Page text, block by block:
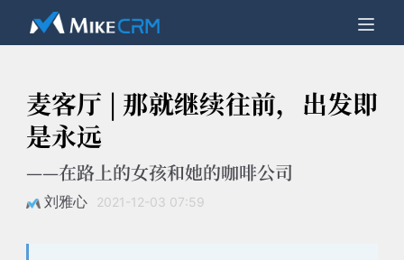
麦客厅 | 那就继续往前，出发即
是永远
——在路上的女孩和她的咖啡公司
刘雅心 2021-12-03 07:59